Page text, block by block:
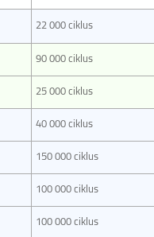
22 000 ciklus
90 000 ciklus
25 000 ciklus
40 000 ciklus
150 000 ciklus
100 000 ciklus
100 000 ciklus